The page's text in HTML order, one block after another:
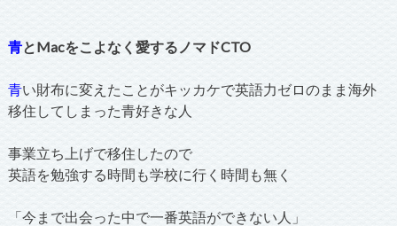
青とMacをこよなく愛するノマドCTO
青い財布に変えたことがキッカケで英語力ゼロのまま海外
移住してしまった青好きな人
事業立ち上げで移住したので
英語を勉強する時間も学校に行く時間も無く
「今まで出会った中で一番英語ができない人」